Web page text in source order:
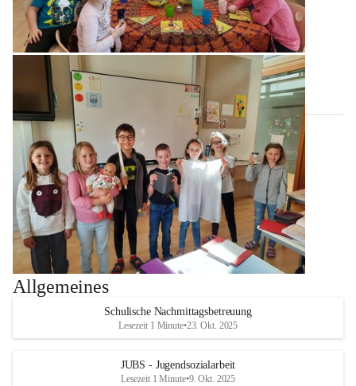
Allgemeines
Schulische Nachmittagsbetreuung
Lesezeit 1 Minute•23. Okt. 2025
JUBS - Jugendsozialarbeit
Lesezeit 1 Minute•9. Okt. 2025